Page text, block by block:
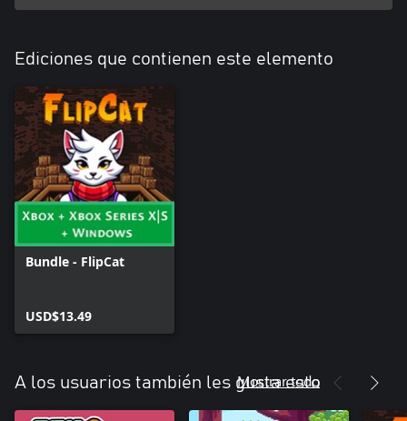
Ediciones que contienen este elemento
Bundle - FlipCat
USD$13.49
A los usuarios también les gusta esto
Mostrar todo